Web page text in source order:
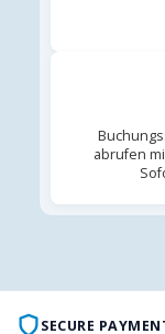
abrufen
SECURE